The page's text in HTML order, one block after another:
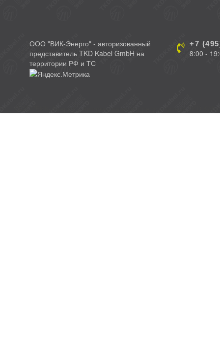
ООО "ВИК-Энерго" - авторизованный
представитель TKD Kabel GmbH на
территории РФ и ТС
+7
8:00 -